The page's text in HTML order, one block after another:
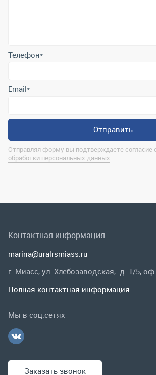
Отправляя форму вы подтверждаете согласие с
Спецпредложения
Гарантии и возврат
Контактная информация
marina@uralrsmiass.ru
Заказать звонок